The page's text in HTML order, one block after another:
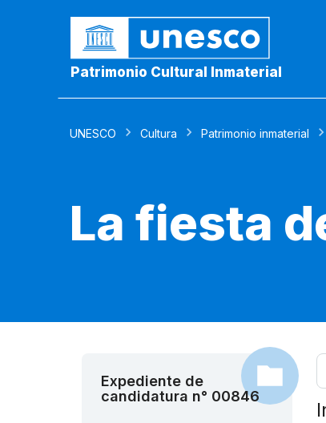
Patrimonio Cultural Inmaterial
UNESCO Cultura Patrimonio inmaterial
La fiesta
Expediente de
candidatura n° 00846